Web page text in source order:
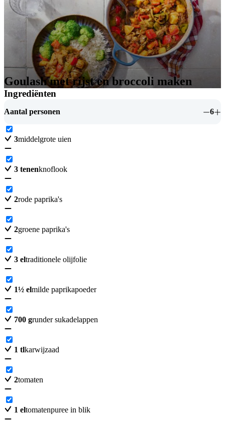
Goulash met rijst en broccoli maken
Ingrediënten
Aantal personen 6
3middelgrote uien
3 tenenknoflook
2rode paprika's
2groene paprika's
3 eltraditionele olijfolie
1½ elmilde paprikapoeder
700 grunder sukadelappen
1 tlkarwijzaad
2tomaten
1 eltomatenpuree in blik